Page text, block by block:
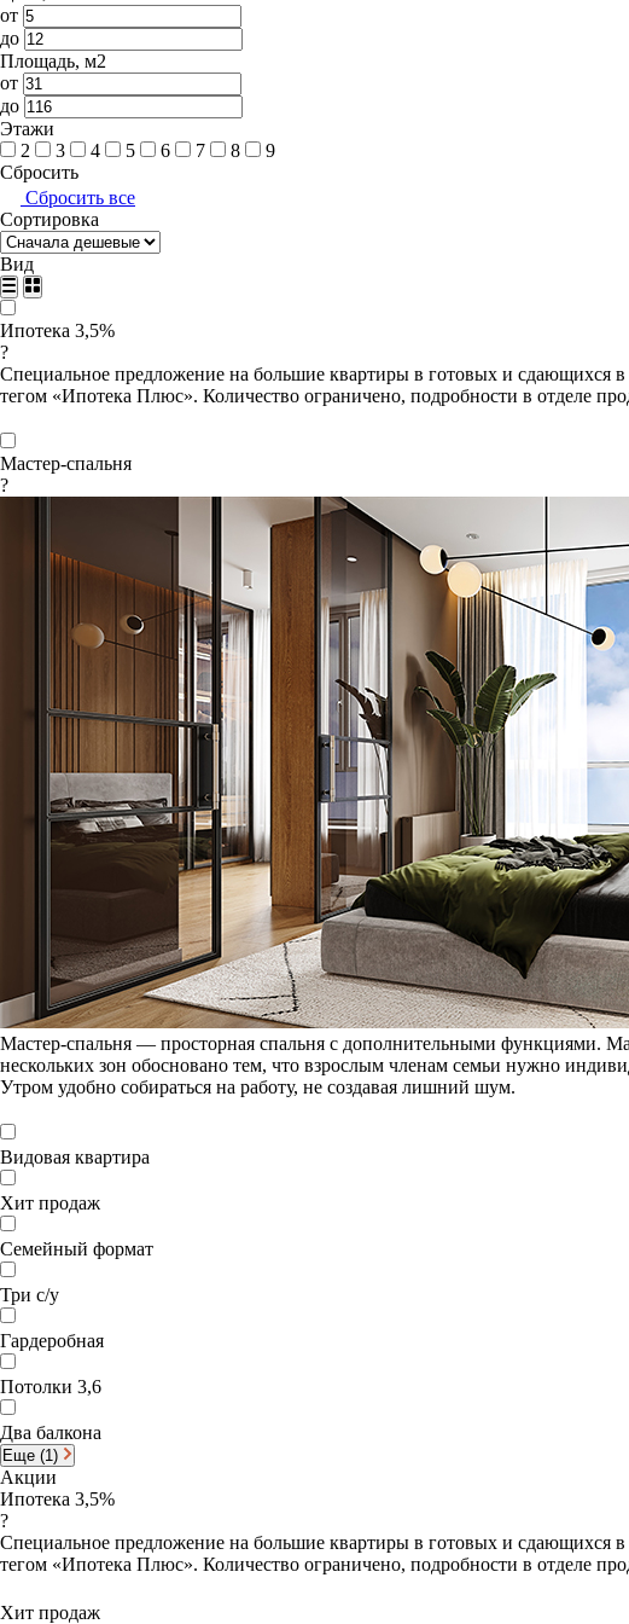
от
до
Площадь, м2
от
до
Этажи
2
3 4 5 6 7 8
9
Сбросить
Сбросить все
Сортировка
Вид
Ипотека 3,5%
?
Специальное предложение на большие квартиры в готовых и сдающихся
тегом «Ипотека Плюс». Количество ограничено, подробности в отделе
Мастер-спальня
?
Мастер-спальня — просторная спальня с дополнительными функциями.
нескольких зон обосновано тем, что взрослым членам семьи нужно
Утром удобно собираться на работу, не создавая лишний шум.
Видовая квартира
Хит продаж
Семейный формат
Три с/у
Гардеробная
Потолки 3,6
Два балкона
Еще (1)
Акции
Ипотека 3,5%
?
Специальное предложение на большие квартиры в готовых и сдающихся
тегом «Ипотека Плюс». Количество ограничено, подробности в отделе
Хит продаж